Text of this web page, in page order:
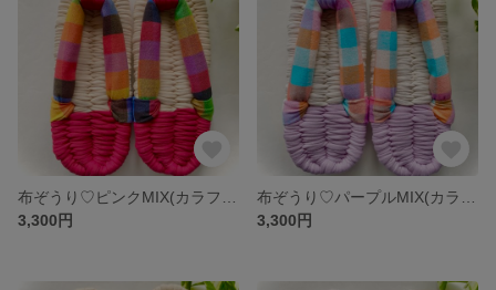
3,300円
3,300円